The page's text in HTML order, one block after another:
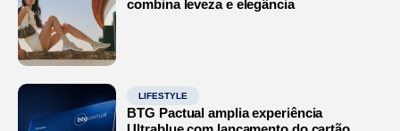
combina leveza e elegância
LIFESTYLE
BTG Pactual amplia experiência